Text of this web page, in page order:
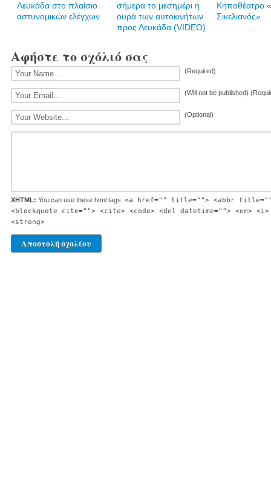
Λευκάδα στο πλαίσιο
αστυνομικών ελέγχων
σήμερα το μεσημέρι η
ουρά των αυτοκινήτων
προς Λευκάδα (VIDEO)
Κηποθέατρο
Σικελιανός»
Αφήστε το σχόλιό σας
(Required)
(Will not be published)
(Optional)
XHTML: You can use these html tags: <a href="" title=""> <abbr
<blockquote cite=""> <cite> <code> <del datetime=""> <em>
<strong>